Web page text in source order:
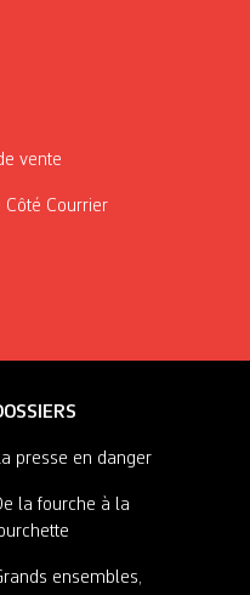
vente
Côté Courrier
presse en danger
la fourche à la
ensembles,